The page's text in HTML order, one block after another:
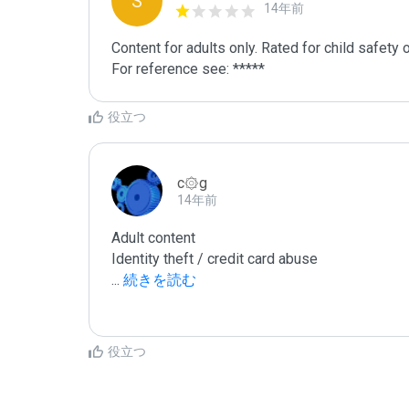
14年前
Content for adults only. Rated for child safety
For reference see: *****
役立つ
c۞g
14年前
Adult content
... 続きを読む
役立つ